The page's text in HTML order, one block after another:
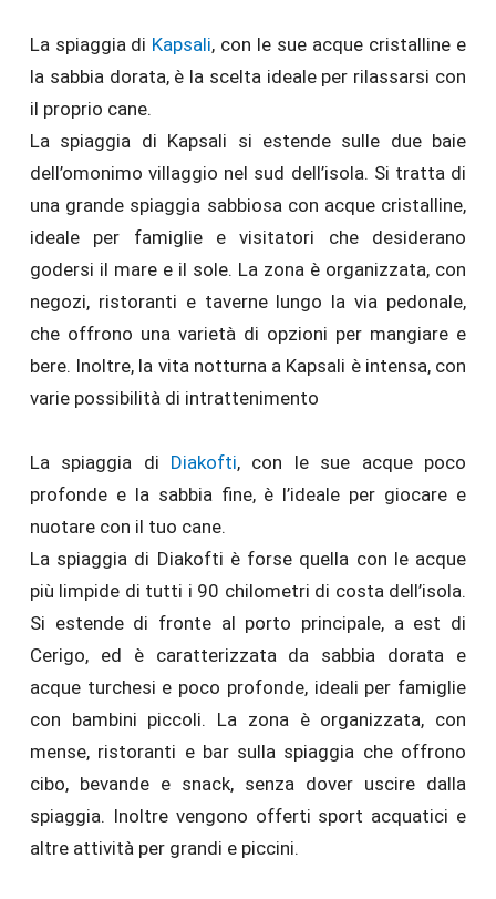
La spiaggia di Kapsali, con le sue acque cristalline e
la sabbia dorata, è la scelta ideale per rilassarsi con
il proprio cane.
La spiaggia di Kapsali si estende sulle due baie
dell’omonimo villaggio nel sud dell’isola. Si tratta di
una grande spiaggia sabbiosa con acque cristalline,
ideale per famiglie e visitatori che desiderano
godersi il mare e il sole. La zona è organizzata, con
negozi, ristoranti e taverne lungo la via pedonale,
che offrono una varietà di opzioni per mangiare e
bere. Inoltre, la vita notturna a Kapsali è intensa, con
varie possibilità di intrattenimento
La spiaggia di Diakofti, con le sue acque poco
profonde e la sabbia fine, è l’ideale per giocare e
nuotare con il tuo cane.
La spiaggia di Diakofti è forse quella con le acque
più limpide di tutti i 90 chilometri di costa dell’isola.
Si estende di fronte al porto principale, a est di
Cerigo, ed è caratterizzata da sabbia dorata e
acque turchesi e poco profonde, ideali per famiglie
con bambini piccoli. La zona è organizzata, con
mense, ristoranti e bar sulla spiaggia che offrono
cibo, bevande e snack, senza dover uscire dalla
spiaggia. Inoltre vengono offerti sport acquatici e
altre attività per grandi e piccini.